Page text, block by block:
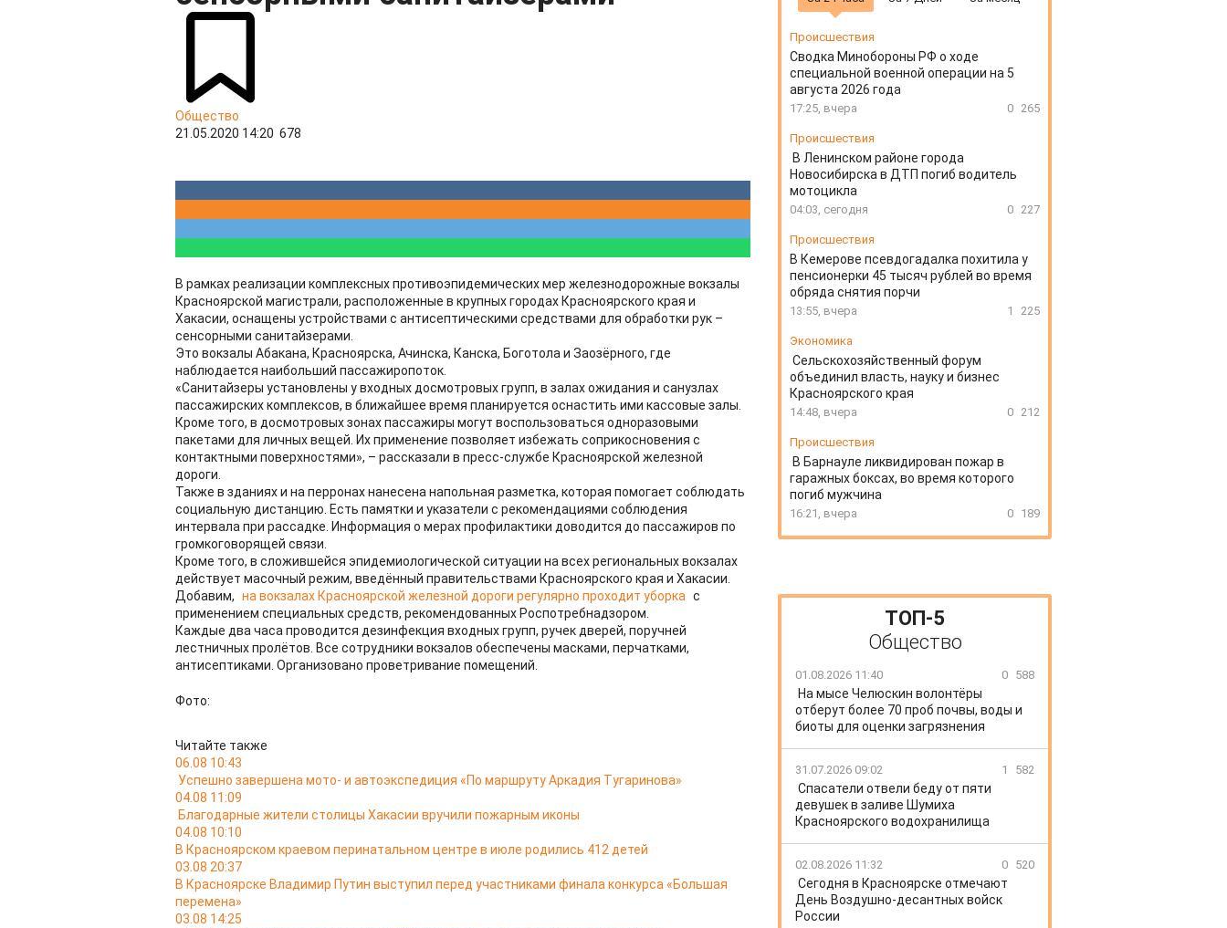
Общество
21.05.2020 14:20 678
В рамках реализации комплексных противоэпидемических мер железнодорожные вокзалы
Красноярской магистрали, расположенные в крупных городах Красноярского края и
Хакасии, оснащены устройствами с антисептическими средствами для обработки рук –
сенсорными санитайзерами.
Это вокзалы Абакана, Красноярска, Ачинска, Канска, Боготола и Заозёрного, где
наблюдается наибольший пассажиропоток.
«Санитайзеры установлены у входных досмотровых групп, в залах ожидания и санузлах
пассажирских комплексов, в ближайшее время планируется оснастить ими кассовые залы.
Кроме того, в досмотровых зонах пассажиры могут воспользоваться одноразовыми
пакетами для личных вещей. Их применение позволяет избежать соприкосновения с
контактными поверхностями», – рассказали в пресс-службе Красноярской железной
дороги.
Также в зданиях и на перронах нанесена напольная разметка, которая помогает соблюдать
социальную дистанцию. Есть памятки и указатели с рекомендациями соблюдения
интервала при рассадке. Информация о мерах профилактики доводится до пассажиров по
громкоговорящей связи.
Кроме того, в сложившейся эпидемиологической ситуации на всех региональных вокзалах
действует масочный режим, введённый правительствами Красноярского края и Хакасии.
Добавим, на вокзалах Красноярской железной дороги регулярно проходит уборка с
применением специальных средств, рекомендованных Роспотребнадзором.
Каждые два часа проводится дезинфекция входных групп, ручек дверей, поручней
лестничных пролётов. Все сотрудники вокзалов обеспечены масками, перчатками,
антисептиками. Организовано проветривание помещений.
Фото:
Читайте также
06.08 10:43
Успешно завершена мото- и автоэкспедиция «По маршруту Аркадия Тугаринова»
04.08 11:09
Благодарные жители столицы Хакасии вручили пожарным иконы
04.08 10:10
В Красноярском краевом перинатальном центре в июле родились 412 детей
03.08 20:37
В Красноярске Владимир Путин выступил перед участниками финала конкурса «Большая
перемена»
03.08 14:25
Происшествия
Сводка Минобороны РФ о ходе
специальной военной операции на 5
августа 2026 года
17:25, вчера 0 265
Происшествия
В Ленинском районе города
Новосибирска в ДТП погиб водитель
мотоцикла
04:03, сегодня 0 227
Происшествия
В Кемерове псевдогадалка похитила у
пенсионерки 45 тысяч рублей во время
обряда снятия порчи
13:55, вчера 1 225
Экономика
Сельскохозяйственный форум
объединил власть, науку и бизнес
Красноярского края
14:48, вчера 0 212
Происшествия
В Барнауле ликвидирован пожар в
гаражных боксах, во время которого
погиб мужчина
16:21, вчера 0 189
ТОП-5
Общество
01.08.2026 11:40 0 588
На мысе Челюскин волонтёры
отберут более 70 проб почвы, воды и
биоты для оценки загрязнения
31.07.2026 09:02 1 582
Спасатели отвели беду от пяти
девушек в заливе Шумиха
Красноярского водохранилища
02.08.2026 11:32 0 520
Сегодня в Красноярске отмечают
День Воздушно-десантных войск
России